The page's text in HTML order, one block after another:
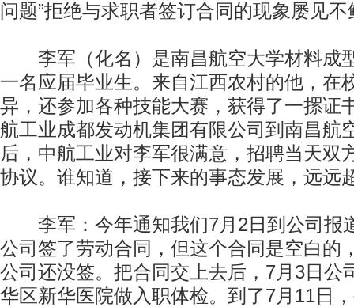
问题”拒绝与求职者签订合同的现象屡见不
李军（化名）是南昌航空大学材料成
一名应届毕业生。来自江西农村的他，在
异，还参加各种技能大赛，获得了一摞证
航工业成都发动机集团有限公司到南昌航
后，中航工业对李军很满意，招聘当天双
协议。谁知道，接下来的事态发展，远远
李军：今年通知我们7月2日到公司报
公司签了劳动合同，但这个合同是空白的
公司还没签。把合同交上去后，7月3日公
华区新华医院做入职体检。到了7月11日